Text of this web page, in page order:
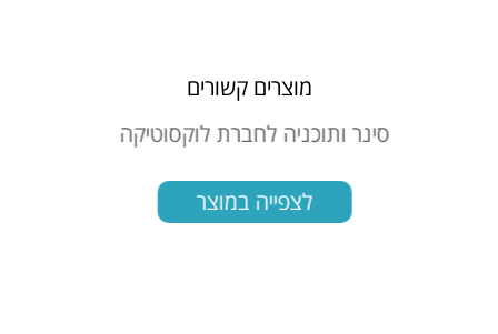
מוצרים קשורים
לחברת לוקסוטיקה
מארז ממותג ציטוס